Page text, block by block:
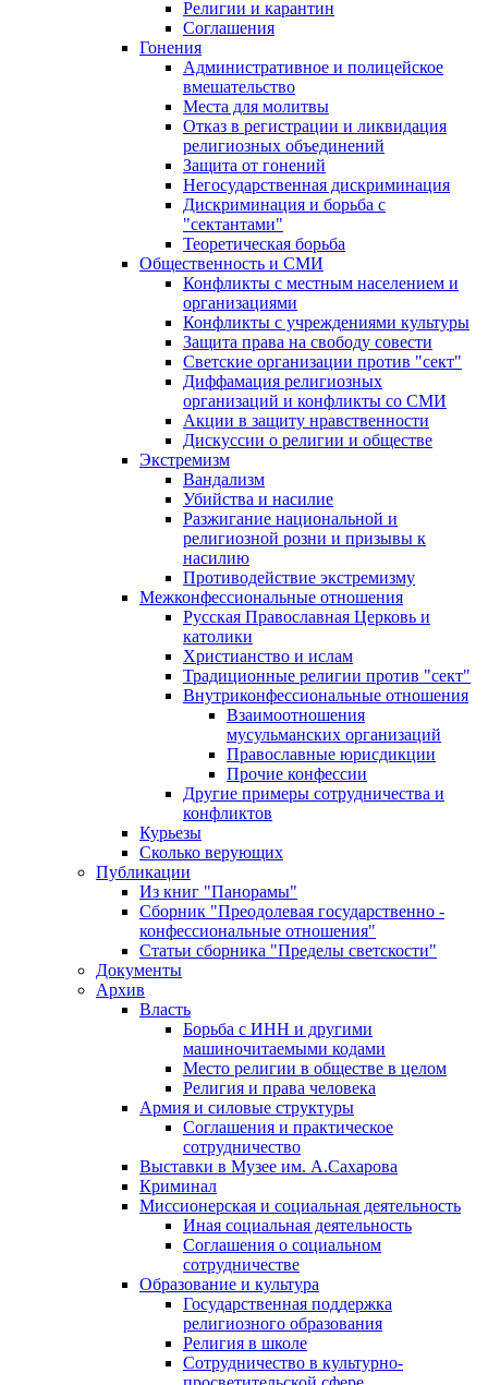
Религии и карантин
Соглашения
Гонения
Административное и полицейское
вмешательство
Места для молитвы
Отказ в регистрации и ликвидация
религиозных объединений
Защита от гонений
Негосударственная дискриминация
Дискриминация и борьба с
"сектантами"
Теоретическая борьба
Общественность и СМИ
Конфликты с местным населением и
организациями
Конфликты с учреждениями культуры
Защита права на свободу совести
Светские организации против "сект"
Диффамация религиозных
организаций и конфликты со СМИ
Акции в защиту нравственности
Дискуссии о религии и обществе
Экстремизм
Вандализм
Убийства и насилие
Разжигание национальной и
религиозной розни и призывы к
насилию
Противодействие экстремизму
Межконфессиональные отношения
Русская Православная Церковь и
католики
Христианство и ислам
Традиционные религии против "сект"
Внутриконфессиональные отношения
Взаимоотношения
мусульманских организаций
Православные юрисдикции
Прочие конфессии
Другие примеры сотрудничества и
конфликтов
Курьезы
Сколько верующих
Публикации
Из книг "Панорамы"
Сборник "Преодолевая государственно -
конфессиональные отношения"
Статьи сборника "Пределы светскости"
Документы
Архив
Власть
Борьба с ИНН и другими
машиночитаемыми кодами
Место религии в обществе в целом
Религия и права человека
Армия и силовые структуры
Соглашения и практическое
сотрудничество
Выставки в Музее им. А.Сахарова
Криминал
Миссионерская и социальная деятельность
Иная социальная деятельность
Соглашения о социальном
сотрудничестве
Образование и культура
Государственная поддержка
религиозного образования
Религия в школе
Сотрудничество в культурно-